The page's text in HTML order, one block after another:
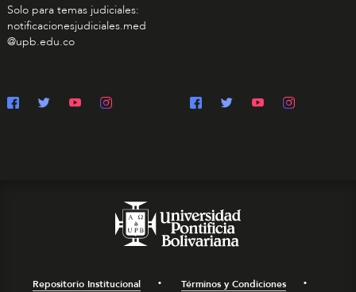
Solo para temas judiciales:
notificacionesjudiciales.med
@upb.edu.co
Repositorio Institucional Términos y Condiciones